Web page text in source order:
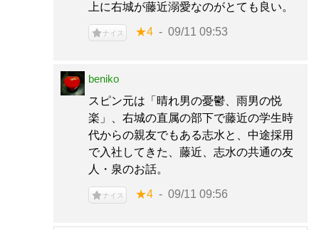
上に右城が藤近溺愛なのがとても良い。
ナイス ★4 09/11 09:53
beniko
スピン元は「晴れ男の憂鬱、雨男の悦
楽」、右城の直属の部下で藤近の学生時
代からの親友でもある志水と、中途採用
で入社してきた、藤近、志水の共通の友
人・泉のお話。
ナイス ★4 09/11 09:56